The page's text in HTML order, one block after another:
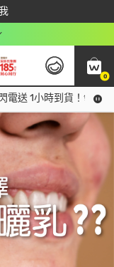
0
電送 1小時到貨！領神
found